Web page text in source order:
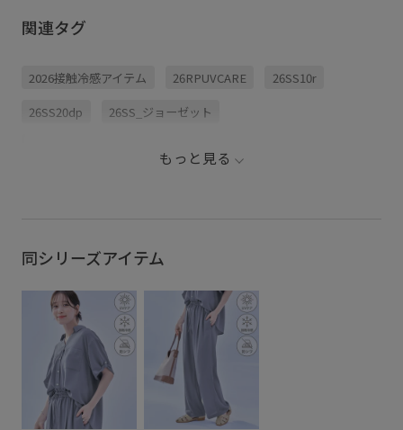
デ #大人カジュアルコーディネート #30代ママコーデ
関連タグ
2026接触冷感アイテム 26RPUVCARE 26SS10r
26SS20dp 26SS_ジョーゼット
もっと見る
同シリーズアイテム